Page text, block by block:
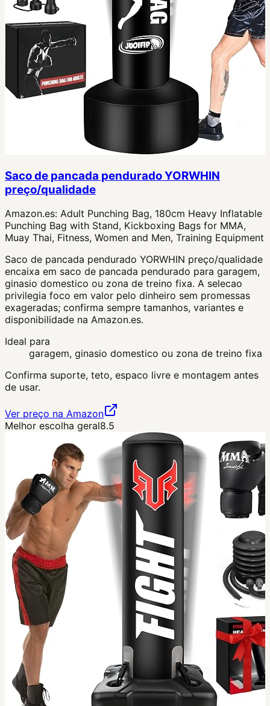
Saco de pancada pendurado YORWHIN
preço/qualidade
Amazon.es: Adult Punching Bag, 180cm Heavy Inflatable
Punching Bag with Stand, Kickboxing Bags for MMA,
Muay Thai, Fitness, Women and Men, Training Equipment
Saco de pancada pendurado YORWHIN preço/qualidade
encaixa em saco de pancada pendurado para garagem,
ginasio domestico ou zona de treino fixa. A selecao
privilegia foco em valor pelo dinheiro sem promessas
exageradas; confirma sempre tamanhos, variantes e
disponibilidade na Amazon.es.
Ideal para
garagem, ginasio domestico ou zona de treino fixa
Confirma suporte, teto, espaco livre e montagem antes
de usar.
Ver preço na Amazon
Melhor escolha geral8.5